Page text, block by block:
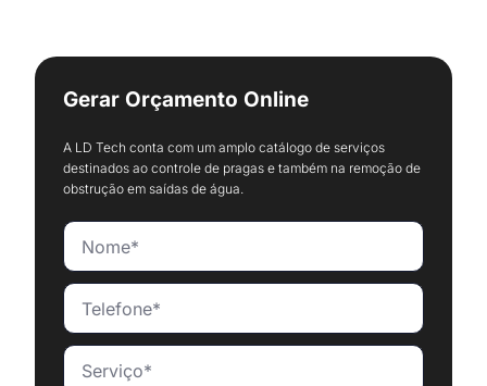
Gerar Orçamento Online
A LD Tech conta com um amplo catálogo de serviços
destinados ao controle de pragas e também na remoção de
obstrução em saídas de água.